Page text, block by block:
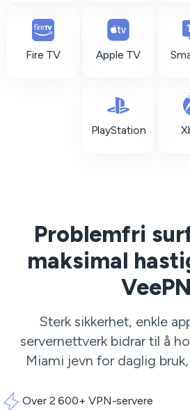
Fire TV Apple TV
PlayStation
Problemfri
maksimal
VeePN
Sterk sikkerhet, enkle
servernettverk bidrar til å
Miami jevn for daglig
Over 2 600+ VPN-servere